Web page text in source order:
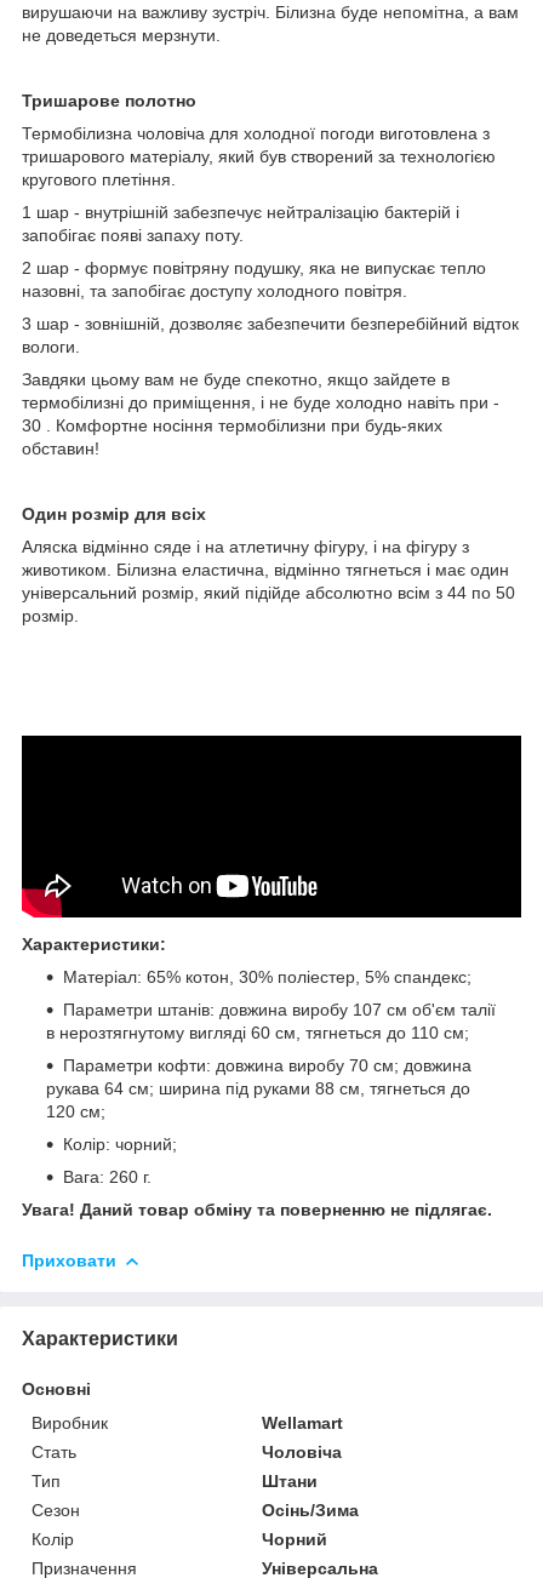
вирушаючи на важливу зустріч. Білизна буде непомітна, а вам
не доведеться мерзнути.
Тришарове полотно
Термобілизна чоловіча для холодної погоди виготовлена з
тришарового матеріалу, який був створений за технологією
кругового плетіння.
1 шар - внутрішній забезпечує нейтралізацію бактерій і
запобігає появі запаху поту.
2 шар - формує повітряну подушку, яка не випускає тепло
назовні, та запобігає доступу холодного повітря.
3 шар - зовнішній, дозволяє забезпечити безперебійний відток
вологи.
Завдяки цьому вам не буде спекотно, якщо зайдете в
термобілизні до приміщення, і не буде холодно навіть при -
30 . Комфортне носіння термобілизни при будь-яких
обставин!
Один розмір для всіх
Аляска відмінно сяде і на атлетичну фігуру, і на фігуру з
животиком. Білизна еластична, відмінно тягнеться і має один
універсальний розмір, який підійде абсолютно всім з 44 по 50
розмір.
Характеристики:
Матеріал: 65% котон, 30% поліестер, 5% спандекс;
Параметри штанів: довжина виробу 107 см об'єм талії
в нерозтягнутому вигляді 60 см, тягнеться до 110 см;
Параметри кофти: довжина виробу 70 см; довжина
рукава 64 см; ширина під руками 88 см, тягнеться до
120 см;
Колір: чорний;
Вага: 260 г.
Увага! Даний товар обміну та поверненню не підлягає.
Приховати
Характеристики
Основні
Виробник
Wellamart
Стать
Чоловіча
Тип
Штани
Сезон
Осінь/Зима
Колір
Чорний
Призначення
Універсальна